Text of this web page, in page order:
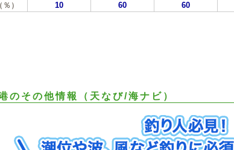
）
10 60 60
のその他情報（天なび/海ナビ）